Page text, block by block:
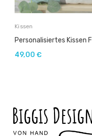
Kissen
49,00 €